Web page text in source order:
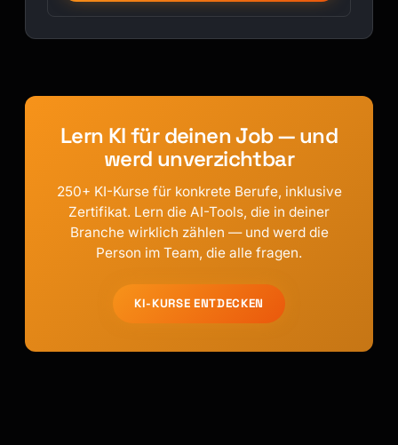
Lern KI für deinen Job — und
werd unverzichtbar
250+ KI-Kurse für konkrete Berufe, inklusive
Zertifikat. Lern die AI-Tools, die in deiner
Branche wirklich zählen — und werd die
Person im Team, die alle fragen.
KI-KURSE ENTDECKEN